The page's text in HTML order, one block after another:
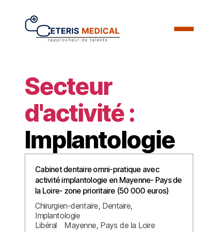
Secteur
d'activité :
Implantologie
Cabinet dentaire omni-pratique avec
activité implantologie en Mayenne- Pays de
la Loire- zone prioritaire (50 000 euros)
Chirurgien-dentaire Dentaire
Implantologie
Libéral
Mayenne Pays de la Loire